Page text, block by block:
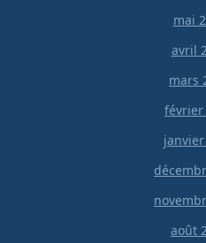
mai
avril
mars
février
août